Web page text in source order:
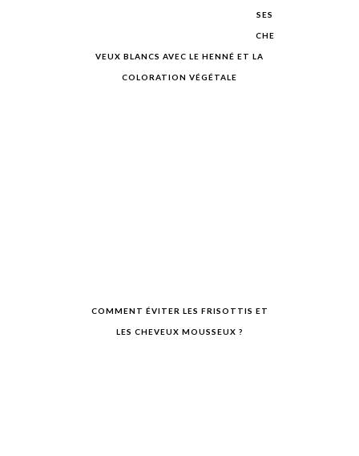
SES
CHE
VEUX BLANCS AVEC LE HENNÉ ET LA
COLORATION VÉGÉTALE
COMMENT ÉVITER LES FRISOTTIS ET
LES CHEVEUX MOUSSEUX ?